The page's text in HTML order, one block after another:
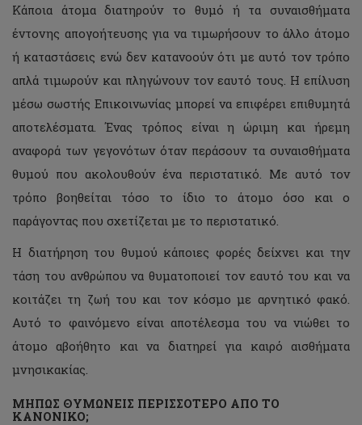
Κάποια άτομα διατηρούν το θυμό ή τα συναισθήματα
έντονης απογοήτευσης για να τιμωρήσουν το άλλο άτομο
ή καταστάσεις ενώ δεν κατανοούν ότι με αυτό τον τρόπο
απλά τιμωρούν και πληγώνουν τον εαυτό τους. Η επίλυση
μέσω σωστής Επικοινωνίας μπορεί να επιφέρει επιθυμητά
αποτελέσματα. Ένας τρόπος είναι η ώριμη και ήρεμη
αναφορά των γεγονότων όταν περάσουν τα συναισθήματα
θυμού που ακολουθούν ένα περιστατικό. Με αυτό τον
τρόπο βοηθείται τόσο το ίδιο το άτομο όσο και ο
παράγοντας που σχετίζεται με το περιστατικό.
Η διατήρηση του θυμού κάποιες φορές δείχνει και την
τάση του ανθρώπου να θυματοποιεί τον εαυτό του και να
κοιτάζει τη ζωή του και τον κόσμο με αρνητικό φακό.
Αυτό το φαινόμενο είναι αποτέλεσμα του να νιώθει το
άτομο αβοήθητο και να διατηρεί για καιρό αισθήματα
μνησικακίας.
ΜΗΠΩΣ ΘΥΜΩΝΕΙΣ ΠΕΡΙΣΣΟΤΕΡΟ ΑΠΟ ΤΟ
ΚΑΝΟΝΙΚΟ;